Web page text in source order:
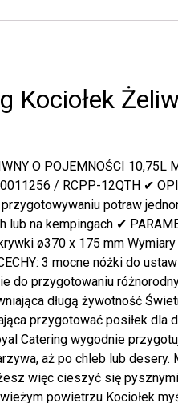
Kociołek
O POJEMNOŚCI 10,75L
/ RCPP-12QTH ✔
potraw
na kempingach ✔
ø370 x 175 mm
3 mocne nóżki do
do przygotowaniu
długą żywotność
przygotować posiłek dla
Catering wygodnie
aż po chleb lub
więc cieszyć się
powietrzu Kociołek